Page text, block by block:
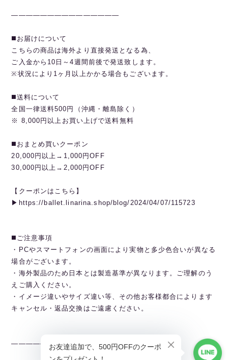
———————————————
◼️お届けについて
こちらの商品は海外より直接発送となる為、
ご入金から10日～4週間前後で発送致します。
※状況により1ヶ月以上かかる場合もございます。
◼️送料について
全国一律送料500円（沖縄・離島除く）
※ 8,000円以上お買い上げで送料無料
◼️おまとめ買いクーポン
20,000円以上→1,000円OFF
30,000円以上→2,000円OFF
【クーポンはこちら】
▶︎https://ballet.linarina.shop/blog/2024/04/07/115723
◼️ご注意事項
・PCやスマートフォンの画面により実物と多少色合いが異なる
場合がございます。
・海外製品のため日本とは製造基準が異なります。ご理解のう
えご購入ください。
・イメージ違いやサイズ違い等、その他お客様都合によります
キャンセル・返品交換はご遠慮ください。
———————————————